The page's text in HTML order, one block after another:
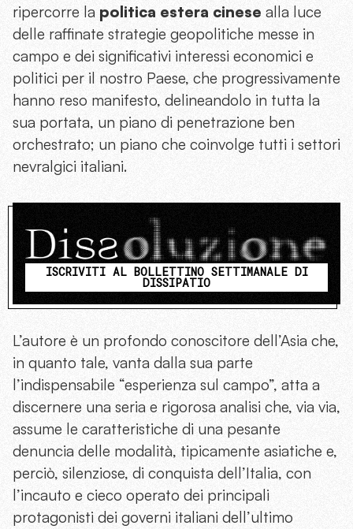
ripercorre la politica estera cinese alla luce
delle raffinate strategie geopolitiche messe in
campo e dei significativi interessi economici e
politici per il nostro Paese, che progressivamente
hanno reso manifesto, delineandolo in tutta la
sua portata, un piano di penetrazione ben
orchestrato; un piano che coinvolge tutti i settori
nevralgici italiani.
ISCRIVITI AL BOLLETTINO SETTIMANALE DI
DISSIPATIO
L’autore è un profondo conoscitore dell’Asia che,
in quanto tale, vanta dalla sua parte
l’indispensabile “esperienza sul campo”, atta a
discernere una seria e rigorosa analisi che, via via,
assume le caratteristiche di una pesante
denuncia delle modalità, tipicamente asiatiche e,
perciò, silenziose, di conquista dell’Italia, con
l’incauto e cieco operato dei principali
protagonisti dei governi italiani dell’ultimo